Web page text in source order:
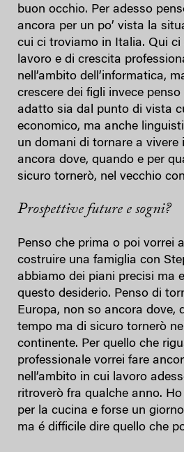
buon occhio. Per adesso
ancora per un po’ vista la
cui ci troviamo in Italia. Qui
lavoro e di crescita
nell’ambito dell’informatica,
crescere dei figli invece
adatto sia dal punto di vista
economico, ma anche
un domani di tornare a vivere
ancora dove, quando e per
sicuro tornerò, nel vecchio
Prospettive future e sogni?
Penso che prima o poi vorrei
costruire una famiglia con
abbiamo dei piani precisi ma
questo desiderio. Penso di
Europa, non so ancora dove,
tempo ma di sicuro tornerò
continente. Per quello che
professionale vorrei fare
nell’ambito in cui lavoro
ritroverò fra qualche anno.
per la cucina e forse un
ma é difficile dire quello che